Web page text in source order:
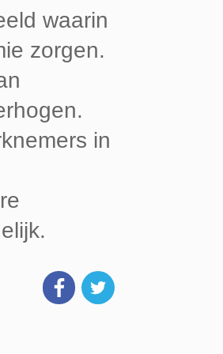
waarin
zorgen.
in